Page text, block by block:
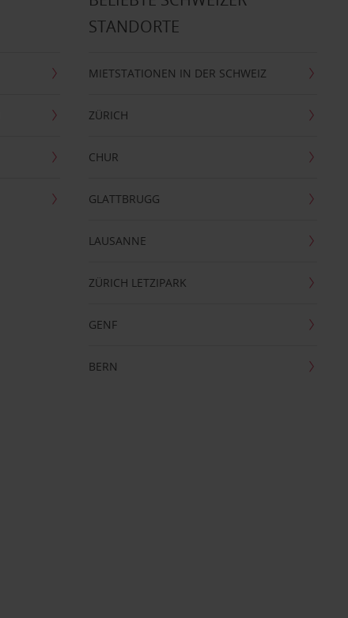
STANDORTE
MIETSTATIONEN IN DER SCHWEIZ
ZÜRICH
CHUR
GLATTBRUGG
LAUSANNE
ZÜRICH LETZIPARK
GENF
BERN